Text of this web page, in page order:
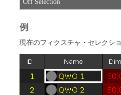
Off Selection
例
現在のフィクスチャ・セレクシ